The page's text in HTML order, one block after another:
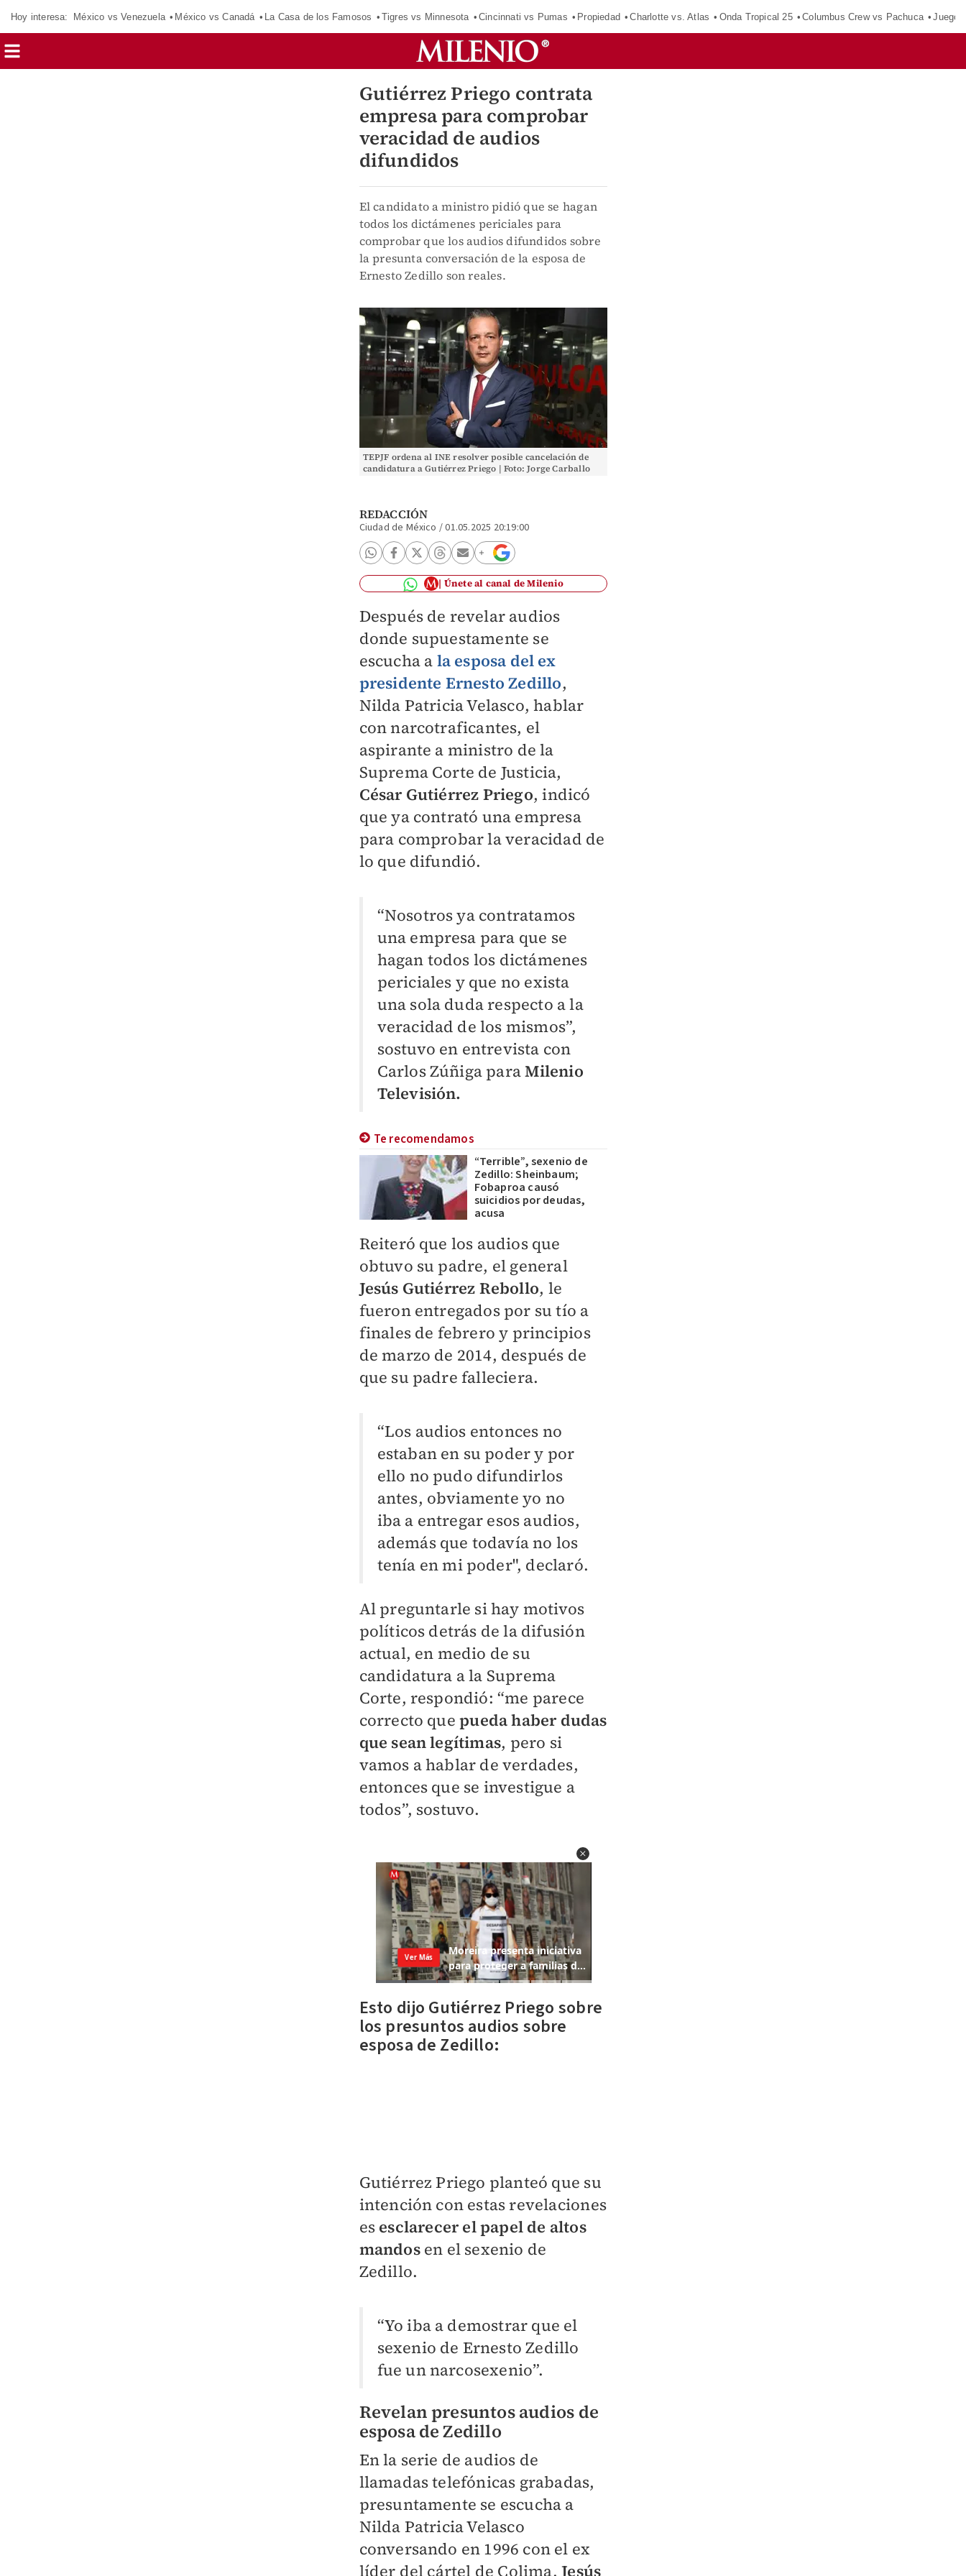
Hoy interesa: México vs Venezuela México vs Canadá La Casa de los Famosos Tigres vs Minnesota Cincinnati vs Pumas Propiedad Charlotte vs. Atlas Onda Tropical 25 Columbus Crew vs Pachuca
Gutiérrez Priego contrata
empresa para comprobar
veracidad de audios
difundidos
El candidato a ministro pidió que se hagan
todos los dictámenes periciales para
comprobar que los audios difundidos sobre
la presunta conversación de la esposa de
Ernesto Zedillo son reales.
TEPJF ordena al INE resolver posible cancelación de
candidatura a Gutiérrez Priego | Foto: Jorge Carballo
REDACCIÓN
Ciudad de México /01.05.2025 20:19:00
Únete al canal de Milenio
Después de revelar audios
donde supuestamente se
escucha a la esposa del ex
presidente Ernesto Zedillo,
Nilda Patricia Velasco, hablar
con narcotraficantes, el
aspirante a ministro de la
Suprema Corte de Justicia,
César Gutiérrez Priego, indicó
que ya contrató una empresa
para comprobar la veracidad de
lo que difundió.
“Nosotros ya contratamos
una empresa para que se
hagan todos los dictámenes
periciales y que no exista
una sola duda respecto a la
veracidad de los mismos”,
sostuvo en entrevista con
Carlos Zúñiga paraMilenio
Televisión.
Te recomendamos
“Terrible”, sexenio de
Zedillo: Sheinbaum;
Fobaproa causó
suicidios por deudas,
acusa
Reiteró que los audios que
obtuvo su padre, el general
Jesús Gutiérrez Rebollo, le
fueron entregados por su tío a
finales de febrero y principios
de marzo de 2014, después de
que su padre falleciera.
“Los audios entonces no
estaban en su poder y por
ello no pudo difundirlos
antes, obviamente yo no
iba a entregar esos audios,
además que todavía no los
tenía en mi poder", declaró.
Al preguntarle si hay motivos
políticos detrás de la difusión
actual, en medio de su
candidatura a la Suprema
Corte, respondió: “me parece
correcto quepueda haber dudas
que sean legítimas, pero si
vamos a hablar de verdades,
entonces que se investigue a
todos”, sostuvo.
Esto dijo Gutiérrez Priego sobre
los presuntos audios sobre
esposa de Zedillo:
Gutiérrez Priego planteó que su
intención con estas revelaciones
es esclarecer el papel de altos
mandos en el sexenio de
Zedillo.
“Yo iba a demostrar que el
sexenio de Ernesto Zedillo
fue un narcosexenio”.
Revelan presuntos audios de
esposa de Zedillo
En la serie de audios de
llamadas telefónicas grabadas,
presuntamente se escucha a
Nilda Patricia Velasco
conversando en 1996 con el ex
líder del cártel de Colima,Jesús